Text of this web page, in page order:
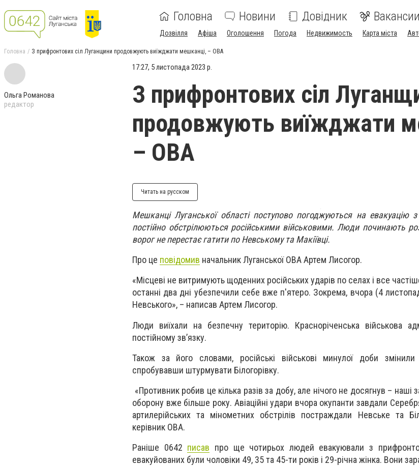
Головна Новини Довідник Вакансии
Дозвілля Афіша Оголошення Погода Недвижимость Карта міста
Головна З прифронтових сіл Луганщини продовжують виїжджати мешканці, – ОВА
Ольга Романова
редактор
17:27, 5 листопада 2023 р.
З прифронтових сіл
продовжують виїжджати
– ОВА
Читать на русском
Мешканці Луганської області поступово погоджуються на евакуацію
постійно обстрілюються російськими військовими. Люди починають
ворог не перестає гатити по Невському та Макіївці.
Про це повідомив начальник Луганської ОВА Артем Лисогор.
«Місцеві не витримують щоденних російських ударів по селах і все
останні два дні убезпечили себе вже п'ятеро. Зокрема, вчора (4
Невського», – написав Артем Лисогор.
Люди виїхали на безпечну територію. Красноріченська військова
постійному зв’язку.
Також за його словами, російські військові минулої доби
спробувавши штурмувати Білогорівку.
«Противник робив це кілька разів за добу, але нічого не досягнув – наші
оборону вже більше року. Авіаційні удари вчора окупанти завдали
артилерійських та мінометних обстрілів постраждали Невське та
керівник ОВА.
Раніше 0642 писав про ще чотирьох людей евакуювали з
евакуйованих були чоловіки 49, 35 та 45-ти років і 29-річна жінка. Вони